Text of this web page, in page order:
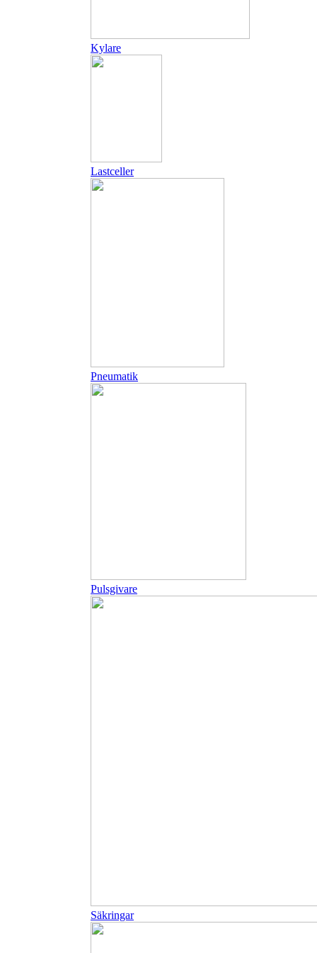
Kylare
Lastceller
Pneumatik
Pulsgivare
Säkringar